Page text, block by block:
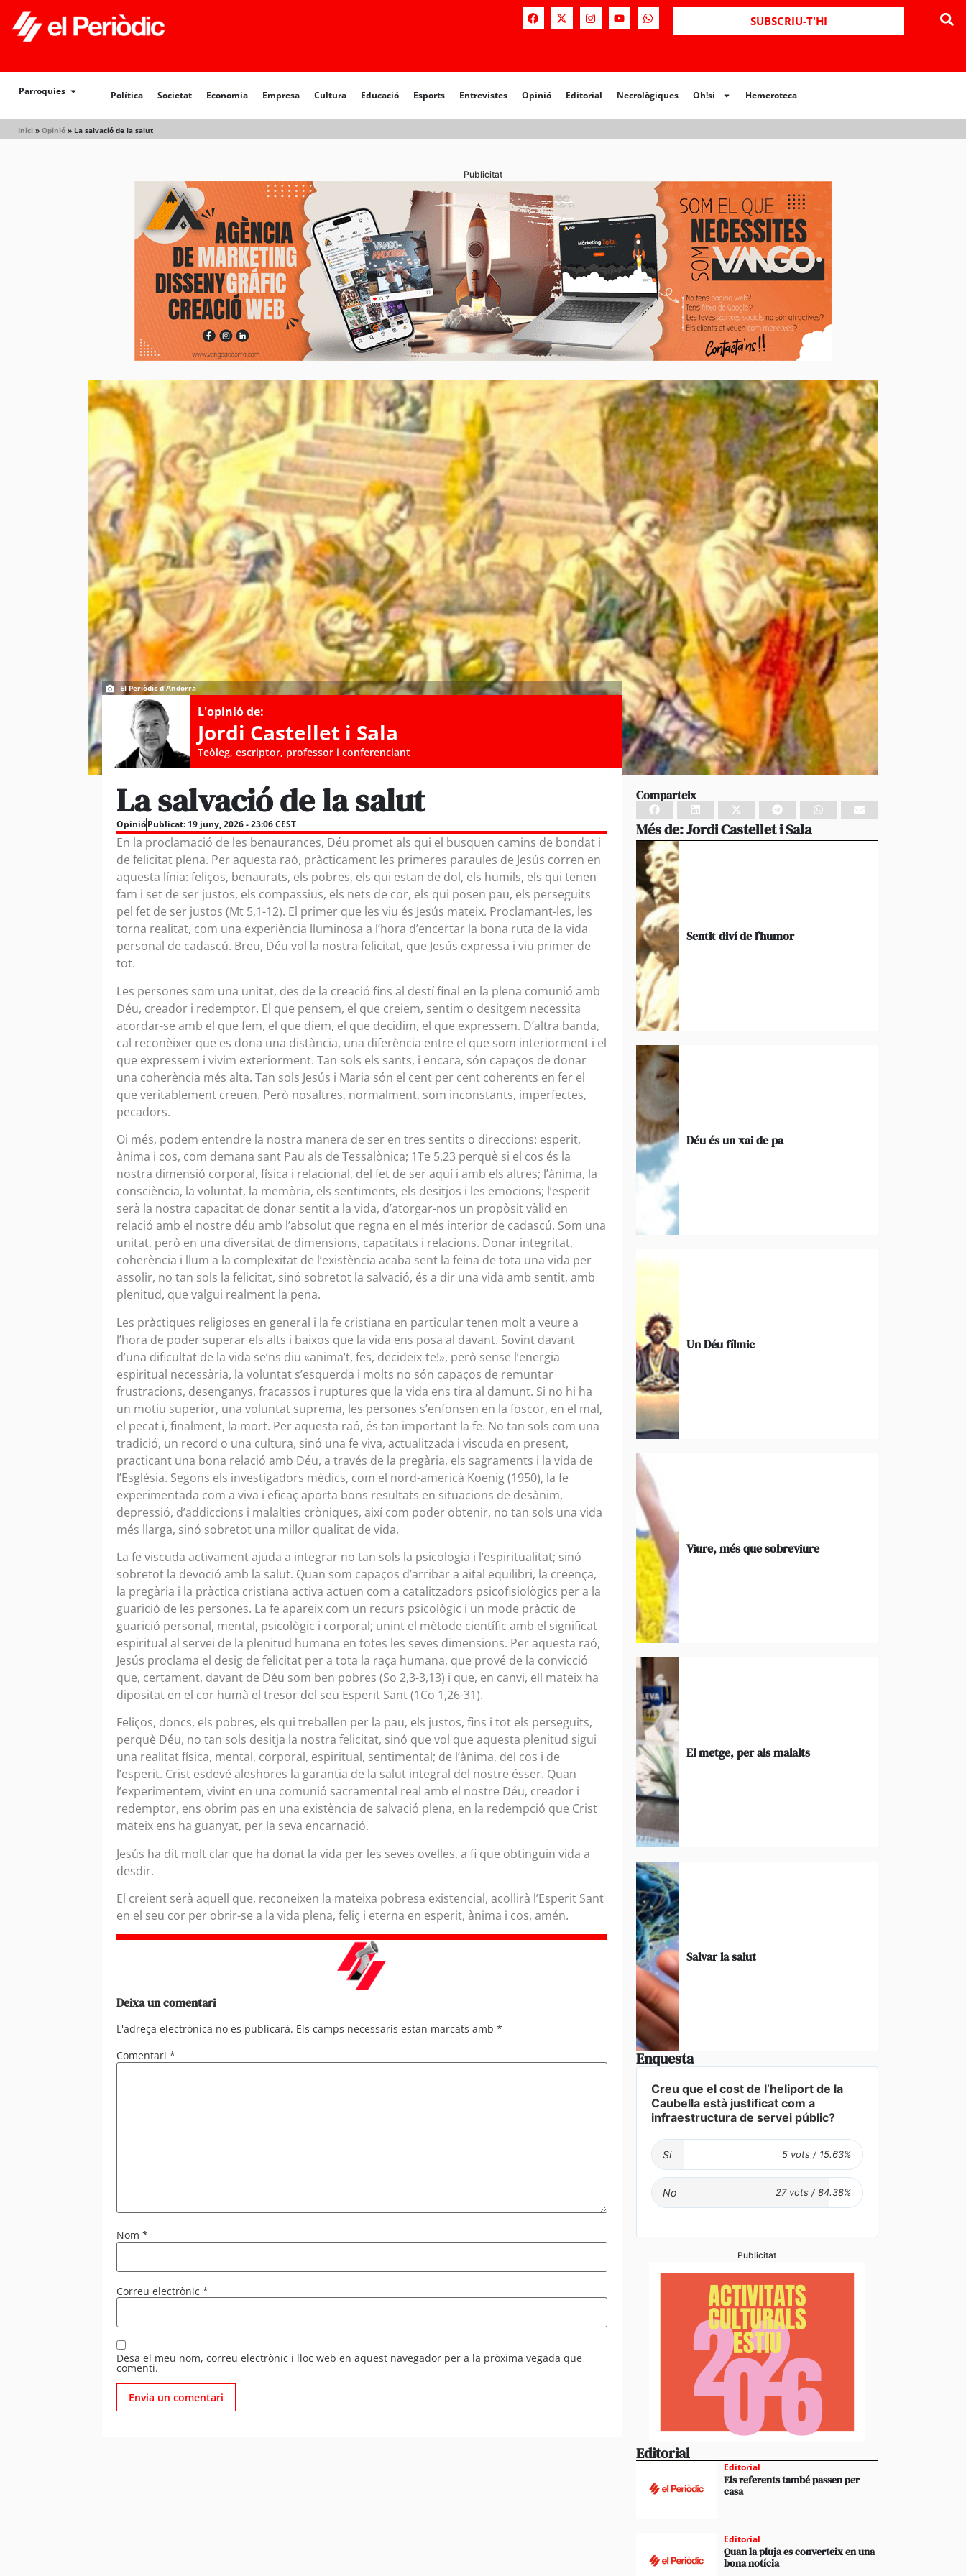
SUBSCRIU-T'HI
Parroquies Política Societat Economia Empresa Cultura Educació Esports Entrevistes Opinió Editorial Necrològiques Oh!si Hemeroteca
Inici » Opinió » La salvació de la salut
Publicitat
El Periòdic d'Andorra
L'opinió de:
Jordi Castellet i Sala
Teòleg, escriptor, professor i conferenciant
La salvació de la salut
OpinióPublicat: 19 juny, 2026 - 23:06 CEST
En la proclamació de les benaurances, Déu promet als qui el busquen camins de bondat i
de felicitat plena. Per aquesta raó, pràcticament les primeres paraules de Jesús corren en
aquesta línia: feliços, benaurats, els pobres, els qui estan de dol, els humils, els qui tenen
fam i set de ser justos, els compassius, els nets de cor, els qui posen pau, els perseguits
pel fet de ser justos (Mt 5,1-12). El primer que les viu és Jesús mateix. Proclamant-les, les
torna realitat, com una experiència lluminosa a l’hora d’encertar la bona ruta de la vida
personal de cadascú. Breu, Déu vol la nostra felicitat, que Jesús expressa i viu primer de
tot.
Les persones som una unitat, des de la creació fins al destí final en la plena comunió amb
Déu, creador i redemptor. El que pensem, el que creiem, sentim o desitgem necessita
acordar-se amb el que fem, el que diem, el que decidim, el que expressem. D’altra banda,
cal reconèixer que es dona una distància, una diferència entre el que som interiorment i el
que expressem i vivim exteriorment. Tan sols els sants, i encara, són capaços de donar
una coherència més alta. Tan sols Jesús i Maria són el cent per cent coherents en fer el
que veritablement creuen. Però nosaltres, normalment, som inconstants, imperfectes,
pecadors.
Oi més, podem entendre la nostra manera de ser en tres sentits o direccions: esperit,
ànima i cos, com demana sant Pau als de Tessalònica; 1Te 5,23 perquè si el cos és la
nostra dimensió corporal, física i relacional, del fet de ser aquí i amb els altres; l’ànima, la
consciència, la voluntat, la memòria, els sentiments, els desitjos i les emocions; l’esperit
serà la nostra capacitat de donar sentit a la vida, d’atorgar-nos un propòsit vàlid en
relació amb el nostre déu amb l’absolut que regna en el més interior de cadascú. Som una
unitat, però en una diversitat de dimensions, capacitats i relacions. Donar integritat,
coherència i llum a la complexitat de l’existència acaba sent la feina de tota una vida per
assolir, no tan sols la felicitat, sinó sobretot la salvació, és a dir una vida amb sentit, amb
plenitud, que valgui realment la pena.
Les pràctiques religioses en general i la fe cristiana en particular tenen molt a veure a
l’hora de poder superar els alts i baixos que la vida ens posa al davant. Sovint davant
d’una dificultat de la vida se’ns diu «anima’t, fes, decideix-te!», però sense l’energia
espiritual necessària, la voluntat s’esquerda i molts no són capaços de remuntar
frustracions, desenganys, fracassos i ruptures que la vida ens tira al damunt. Si no hi ha
un motiu superior, una voluntat suprema, les persones s’enfonsen en la foscor, en el mal,
el pecat i, finalment, la mort. Per aquesta raó, és tan important la fe. No tan sols com una
tradició, un record o una cultura, sinó una fe viva, actualitzada i viscuda en present,
practicant una bona relació amb Déu, a través de la pregària, els sagraments i la vida de
l’Església. Segons els investigadors mèdics, com el nord-americà Koenig (1950), la fe
experimentada com a viva i eficaç aporta bons resultats en situacions de desànim,
depressió, d’addiccions i malalties cròniques, així com poder obtenir, no tan sols una vida
més llarga, sinó sobretot una millor qualitat de vida.
La fe viscuda activament ajuda a integrar no tan sols la psicologia i l’espiritualitat; sinó
sobretot la devoció amb la salut. Quan som capaços d’arribar a aital equilibri, la creença,
la pregària i la pràctica cristiana activa actuen com a catalitzadors psicofisiològics per a la
guarició de les persones. La fe apareix com un recurs psicològic i un mode pràctic de
guarició personal, mental, psicològic i corporal; unint el mètode científic amb el significat
espiritual al servei de la plenitud humana en totes les seves dimensions. Per aquesta raó,
Jesús proclama el desig de felicitat per a tota la raça humana, que prové de la convicció
que, certament, davant de Déu som ben pobres (So 2,3-3,13) i que, en canvi, ell mateix ha
dipositat en el cor humà el tresor del seu Esperit Sant (1Co 1,26-31).
Feliços, doncs, els pobres, els qui treballen per la pau, els justos, fins i tot els perseguits,
perquè Déu, no tan sols desitja la nostra felicitat, sinó que vol que aquesta plenitud sigui
una realitat física, mental, corporal, espiritual, sentimental; de l’ànima, del cos i de
l’esperit. Crist esdevé aleshores la garantia de la salut integral del nostre ésser. Quan
l’experimentem, vivint en una comunió sacramental real amb el nostre Déu, creador i
redemptor, ens obrim pas en una existència de salvació plena, en la redempció que Crist
mateix ens ha guanyat, per la seva encarnació.
Jesús ha dit molt clar que ha donat la vida per les seves ovelles, a fi que obtinguin vida a
desdir.
El creient serà aquell que, reconeixen la mateixa pobresa existencial, acollirà l’Esperit Sant
en el seu cor per obrir-se a la vida plena, feliç i eterna en esperit, ànima i cos, amén.
Deixa un comentari
L'adreça electrònica no es publicarà. Els camps necessaris estan marcats amb *
Comentari *
Nom *
Correu electrònic *
Desa el meu nom, correu electrònic i lloc web en aquest navegador per a la pròxima vegada que
comenti.
Comparteix
Més de:Jordi Castellet i Sala
Sentit diví de l’humor
Déu és un xai de pa
Un Déu fílmic
Viure, més que sobreviure
El metge, per als malalts
Salvar la salut
Enquesta
Creu que el cost de l’heliport de la
Caubella està justificat com a
infraestructura de servei públic?
Si
No
Publicitat
Editorial
Editorial
Els referents també passen per
casa
Editorial
Quan la pluja es converteix en una
bona notícia